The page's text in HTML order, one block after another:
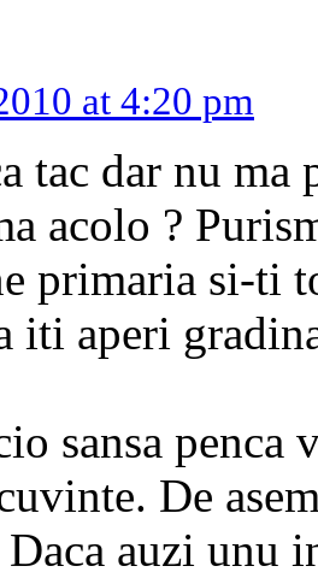
at 4:20 pm
tac dar nu ma
acolo ?
primaria si-ti
iti aperi
sansa penca
De
auzi unu